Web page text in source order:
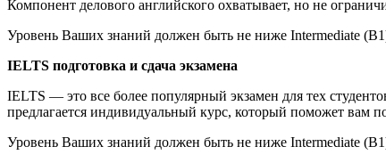
Компонент делового английского охватывает, но не
Уровень Ваших знаний должен быть не ниже Intermediate
IELTS подготовка и сдача экзамена
IELTS — это все более популярный экзамен для тех
предлагается индивидуальный курс, который поможет вам
Уровень Ваших знаний должен быть не ниже Intermediate